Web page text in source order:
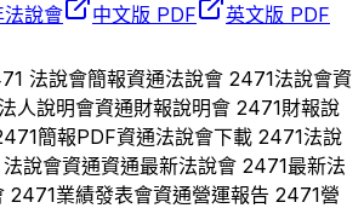
法說會 中文版 PDF
英文版 PDF
法說會簡報資通法說會 2471法說會資
人說明會資通財報說明會 2471財報說
簡報PDF資通法說會下載 2471法說
法說會資通資通最新法說會 2471最新法
2471業績發表會資通營運報告 2471營